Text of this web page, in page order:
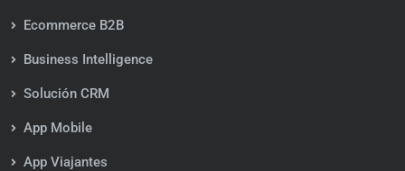
Ecommerce B2B
Business Intelligence
Solución CRM
App Mobile
App Viajantes